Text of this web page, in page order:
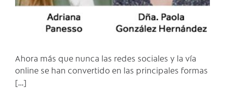
Ahora más que nunca las redes sociales y la vía
online se han convertido en las principales formas
[…]